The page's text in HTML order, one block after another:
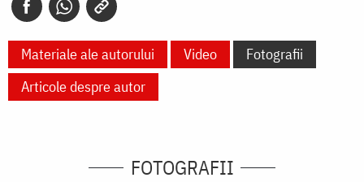
Materiale ale autorului Video
Fotografii
Articole despre autor
FOTOGRAFII